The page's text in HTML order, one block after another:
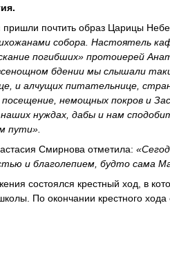
почтить образ Царицы
собора. Настоятель
погибших» протоиерей
бдении мы слышали
и алчущих питательнице,
немощных покров и
нуждах, дабы и нам
пути».
Смирнова отметила:
и благолепием, будто сама
состоялся крестный ход, в
По окончании крестного